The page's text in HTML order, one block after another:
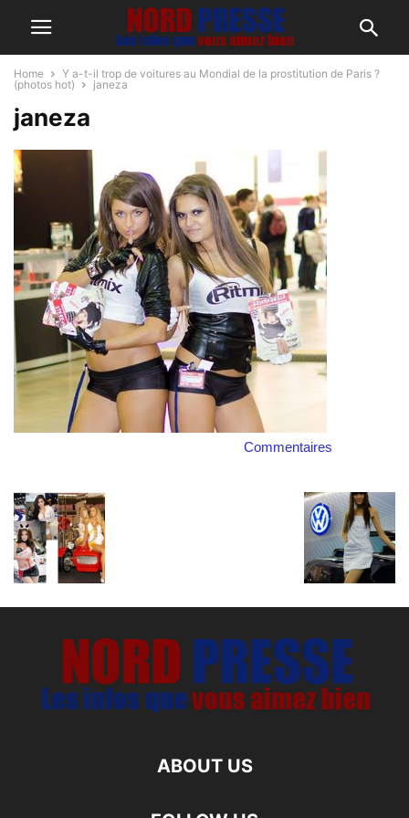
Home
Y a-t-il trop de voitures au Mondial de la prostitution de Paris ?
(photos hot)
janeza
janeza
Commentaires
ABOUT US